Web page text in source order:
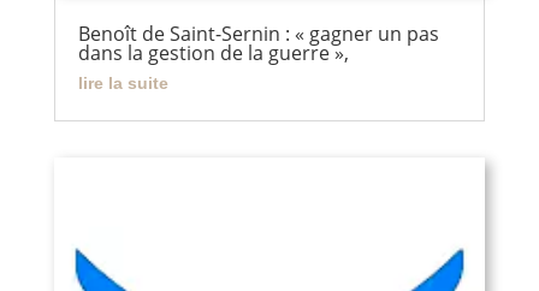
Benoît de Saint-Sernin : « gagner un pas
dans la gestion de la guerre »,
lire la suite